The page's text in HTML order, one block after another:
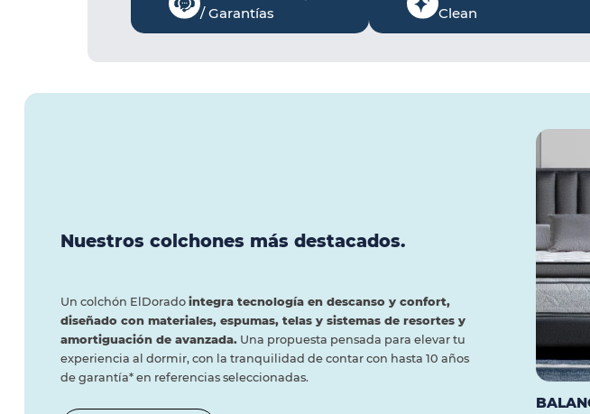
/ Garantías
Clean
Nuestros colchones más destacados.
Un colchón ElDorado integra tecnología en descanso y confort,
diseñado con materiales, espumas, telas y sistemas de resortes y
amortiguación de avanzada. Una propuesta pensada para elevar tu
experiencia al dormir, con la tranquilidad de contar con hasta 10 años
de garantía* en referencias seleccionadas.